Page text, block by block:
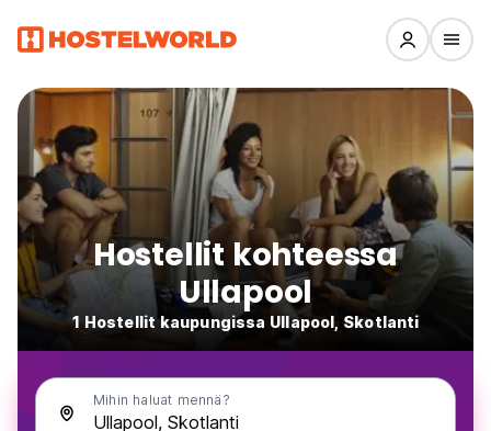
Hostellit kohteessa
Ullapool
1 Hostellit kaupungissa Ullapool, Skotlanti
Mihin haluat mennä?